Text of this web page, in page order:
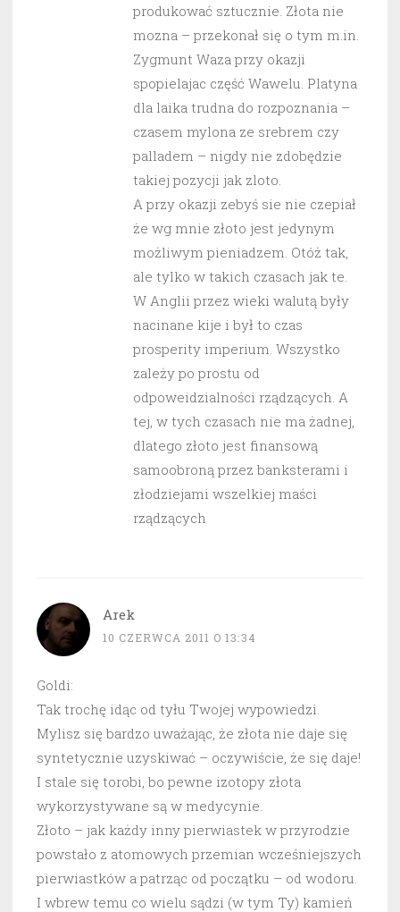
produkować sztucznie. Złota nie
mozna – przekonał się o tym m.in.
Zygmunt Waza przy okazji
spopielajac część Wawelu. Platyna
dla laika trudna do rozpoznania –
czasem mylona ze srebrem czy
palladem – nigdy nie zdobędzie
takiej pozycji jak zloto.
A przy okazji zebyś sie nie czepiał
że wg mnie złoto jest jedynym
możliwym pieniadzem. Otóż tak,
ale tylko w takich czasach jak te.
W Anglii przez wieki walutą były
nacinane kije i był to czas
prosperity imperium. Wszystko
zależy po prostu od
odpoweidzialności rządzących. A
tej, w tych czasach nie ma żadnej,
dlatego złoto jest finansową
samoobroną przez banksterami i
złodziejami wszelkiej maści
rządzących
Arek
10 CZERWCA 2011 O 13:34
Goldi:
Tak trochę idąc od tyłu Twojej wypowiedzi.
Mylisz się bardzo uważając, że złota nie daje się
syntetycznie uzyskiwać – oczywiście, że się daje!
I stale się torobi, bo pewne izotopy złota
wykorzystywane są w medycynie.
Złoto – jak każdy inny pierwiastek w przyrodzie
powstało z atomowych przemian wcześniejszych
pierwiastków a patrząc od początku – od wodoru.
I wbrew temu co wielu sądzi (w tym Ty) kamień